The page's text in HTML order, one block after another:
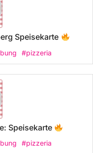
Speisekarte
#pizzeria
Speisekarte
#pizzeria